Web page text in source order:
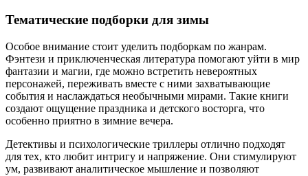
Тематические подборки для зимы
Особое внимание стоит уделить подборкам по жанрам.
Фэнтези и приключенческая литература помогают уйти в мир
фантазии и магии, где можно встретить невероятных
персонажей, переживать вместе с ними захватывающие
события и наслаждаться необычными мирами. Такие книги
создают ощущение праздника и детского восторга, что
особенно приятно в зимние вечера.
Детективы и психологические триллеры отлично подходят
для тех, кто любит интригу и напряжение. Они стимулируют
ум, развивают аналитическое мышление и позволяют